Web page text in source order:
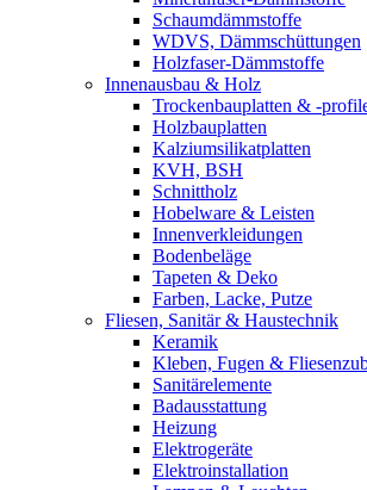
Schaumdämmstoffe
WDVS, Dämmschüttungen
Holzfaser-Dämmstoffe
Innenausbau & Holz
Trockenbauplatten & -
Holzbauplatten
Kalziumsilikatplatten
KVH, BSH
Schnittholz
Hobelware & Leisten
Innenverkleidungen
Bodenbeläge
Tapeten & Deko
Farben, Lacke, Putze
Fliesen, Sanitär & Haustechnik
Keramik
Kleben, Fugen &
Sanitärelemente
Badausstattung
Heizung
Elektrogeräte
Elektroinstallation